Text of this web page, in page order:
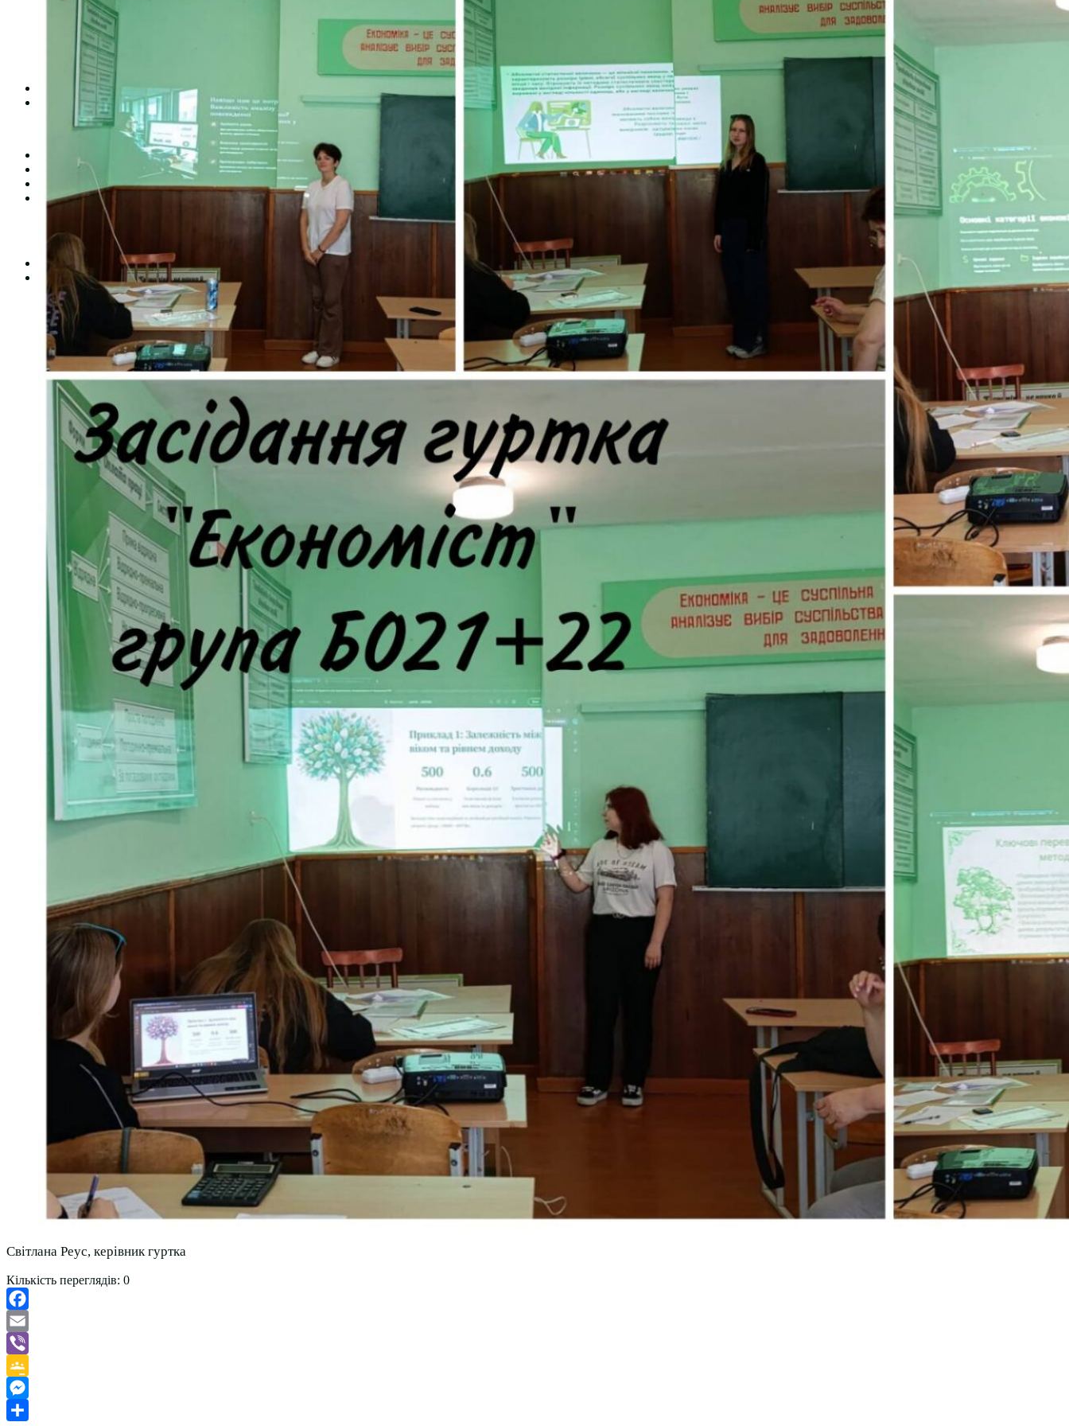
Студентська рада
Документація. Карантин
Документація. Воєнний стан
Центр кар’єри та працевлаштування
Центр дуальної освіти
Неформальна та інформальна освіта
Вступникам
Міжнародне співробітництво
Міжнародне співробітництво для викладачів
Міжнародне співробітництво для студентів
Угоди та договори
Контакти
Публічність
Кваліфікаційний центр МФК
Нормативно-правова база
Форма заяви здобувача
Перелік професій
Професійні стандарти
Майстри сервісних центрів
Про формальну, неформальну та інформальну освіту
Світлана Реус, керівник гуртка
Кількість переглядів: 0
Facebook
Email
Viber
Google
Classroom
Messenger